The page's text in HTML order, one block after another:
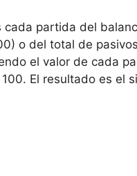
cada partida del
o del total de
el valor de cada
El resultado es el